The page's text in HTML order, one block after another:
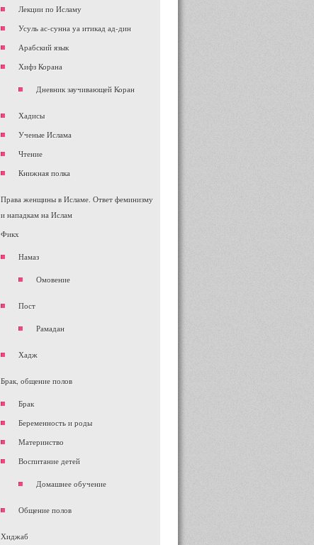
Лекции по Исламу
Усуль ас-сунна уа итикад ад-дин
Арабский язык
Хифз Корана
Дневник заучивающей Коран
Хадисы
Ученые Ислама
Чтение
Книжная полка
Права женщины в Исламе. Ответ феминизму
и нападкам на Ислам
Фикх
Намаз
Омовение
Пост
Рамадан
Хадж
Брак, общение полов
Брак
Беременность и роды
Материнство
Воспитание детей
Домашнее обучение
Общение полов
Хиджаб